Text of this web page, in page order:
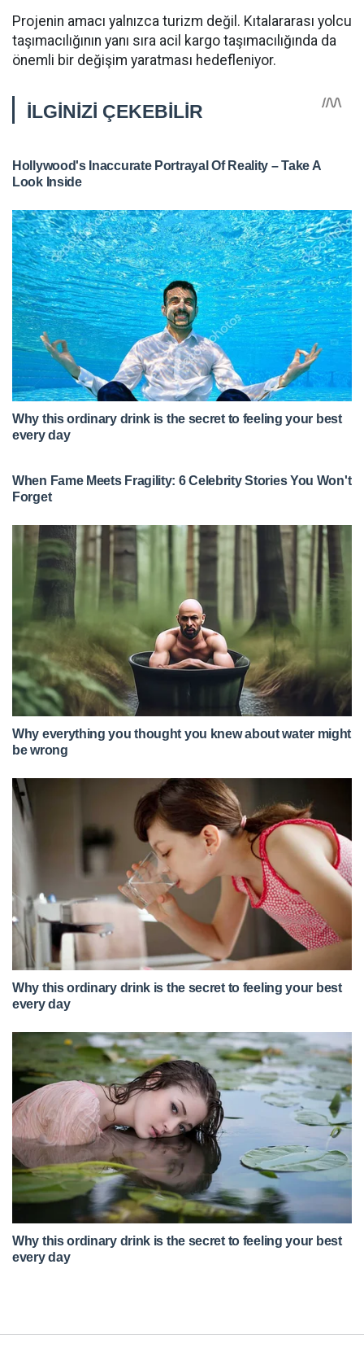
Projenin amacı yalnızca turizm değil. Kıtalararası yolcu
taşımacılığının yanı sıra acil kargo taşımacılığında da
önemli bir değişim yaratması hedefleniyor.